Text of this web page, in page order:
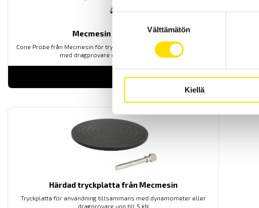
Välttämätön
Kiellä
Mecmesin Cone Probe
Cone Probe från Mecmesin för tryck och punkteringstester, används
med dragprovare eller dynamometer
LUE LISÄÄ
Härdad tryckplatta från Mecmesin
Tryckplatta för användning tillsammans med dynamometer eller
dragprovare upp till 5 kN